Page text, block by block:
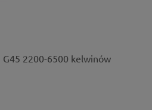
G45 2200-6500 kelwinów